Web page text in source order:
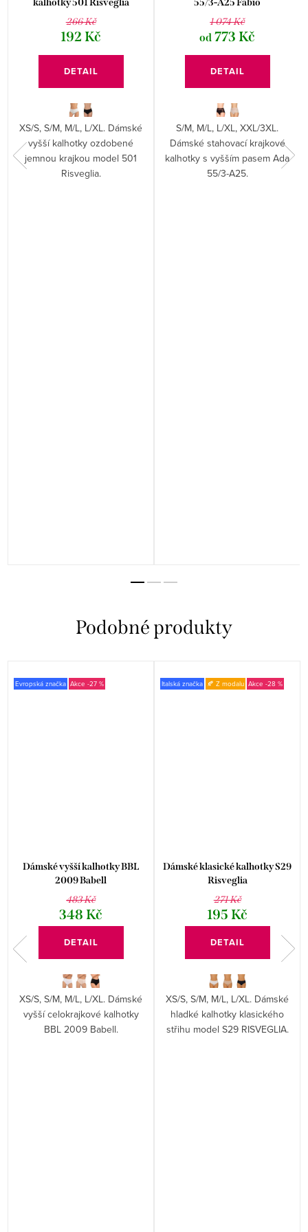
266 Kč
192 Kč
DETAIL
XS/S, S/M, M/L, L/XL. Dámské
vyšší kalhotky ozdobené
jemnou krajkou model 501
Risveglia.
1 074 Kč
od 773 Kč
DETAIL
S/M, M/L, L/XL, XXL/3XL.
Dámské stahovací krajkové
kalhotky s vyšším pasem Ada
55/3-A25.
Evropská značka -27 %
Dámské vyšší kalhotky BBL
2009 Babell
483 Kč
348 Kč
DETAIL
XS/S, S/M, M/L, L/XL. Dámské
vyšší celokrajkové kalhotky
BBL 2009 Babell.
Italská značka 🍂 Z modalu -28 %
Dámské klasické kalhotky S29
Risveglia
271 Kč
195 Kč
DETAIL
XS/S, S/M, M/L, L/XL. Dámské
hladké kalhotky klasického
střihu model S29 RISVEGLIA.